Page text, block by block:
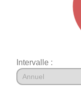
Intervalle :